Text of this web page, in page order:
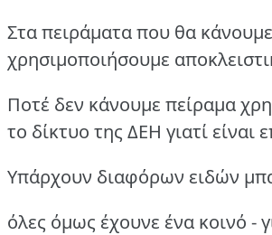
Στα πειράματα που θα
χρησιμοποιήσουμε
Ποτέ δεν κάνουμε πείραμα
το δίκτυο της ΔΕΗ γιατί είναι
Υπάρχουν διαφόρων ειδών
όλες όμως έχουνε ένα κοινό -